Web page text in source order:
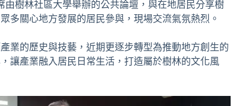
樹林社區大學舉辦的公共論壇，與在地居民分享樹
多關心地方發展的居民參與，現場交流氣氛熱烈。
業的歷史與技藝，近期更逐步轉型為推動地方創生的
讓產業融入居民日常生活，打造屬於樹林的文化風